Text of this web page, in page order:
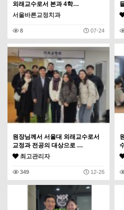
외래교수로서 본과 4학…
서울바른교정치과
8 07-24
원장님께서 서울대 외래교수로서
교정과 전공의 대상으로 …
최고관리자
349 12-26